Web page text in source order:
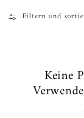
Filtern und
Keine